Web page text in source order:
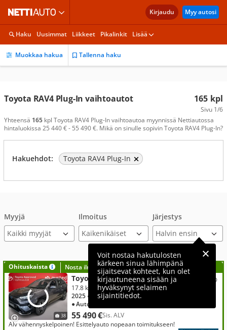
Kirjaudu Myy autosi
Haku Uusimmat Liikkeet Pikalinkit Lisää
Muokkaa hakua Tallenna haku
165 kpl
Sivu 1/6
Toyota RAV4 Plug-In vaihtoautot
Yhteensä 165 kpl Toyota RAV4 Plug-In vaihtoautoa myynnissä Nettiautossa
hintaluokissa 25 440 € - 55 490 €. Mikä on sinulle sopivin Toyota RAV4 Plug-In?
Hakuehdot: Toyota RAV4 Plug-In
Myyjä
Kaikki myyjät
Ilmoitus Järjestys
Voit nostaa hakutulosten
kärkeen sinua lähimpänä
sijaitsevat kohteet, kun olet
kirjautuneena sisään ja
hyväksynyt selaimen
sijaintitiedot.
Ohituskaista Nosta ilmoituksesi tähän?
38
Toyota RAV4 Plug-In
55 490 €Sis. ALV
17.8 kWh, 2,5 Hybrid AWD-i Platinum Edition
2025 ● 9 000 km ● Hybridi (bensiini/sähkö)
● Automaatti
Alv vähennyskelpoinen! Esittelyauto nopeaan toimitukseen!